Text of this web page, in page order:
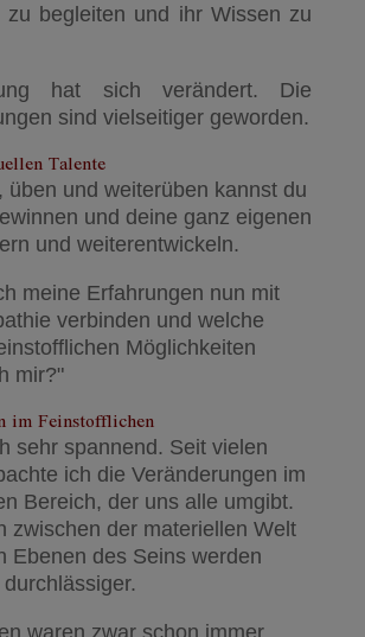
zu begleiten und ihr Wissen zu
hat sich verändert. Die
sind vielseitiger geworden.
Talente
üben und weiterüben kannst du
und deine ganz eigenen
und weiterentwickeln.
meine Erfahrungen nun mit
verbinden und welche
Möglichkeiten
mir?"
im Feinstofflichen
sehr spannend. Seit vielen
ich die Veränderungen im
Bereich, der uns alle umgibt.
zwischen der materiellen Welt
Ebenen des Seins werden
waren zwar schon immer